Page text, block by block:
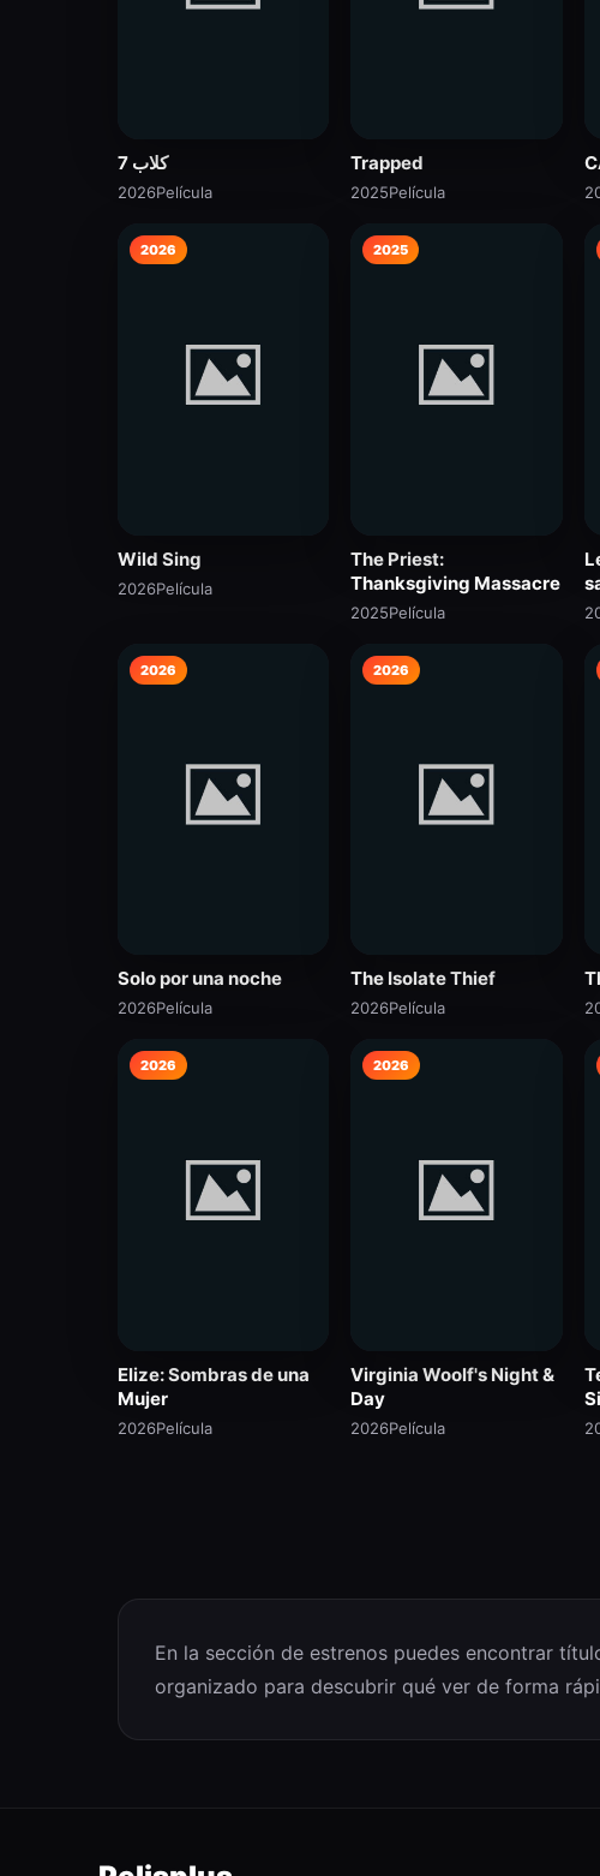
7 كلاب
2026Película
Trapped
2025Película
2026
Wild Sing
2026Película
2025
The Priest:
Thanksgiving Massacre
2025Película
2026
Solo por una noche
2026Película
2026
The Isolate Thief
2026Película
2026
Elize: Sombras de una
Mujer
2026Película
2026
Virginia Woolf's Night &
Day
2026Película
En la sección de estrenos puedes encontrar
organizado para descubrir qué ver de forma